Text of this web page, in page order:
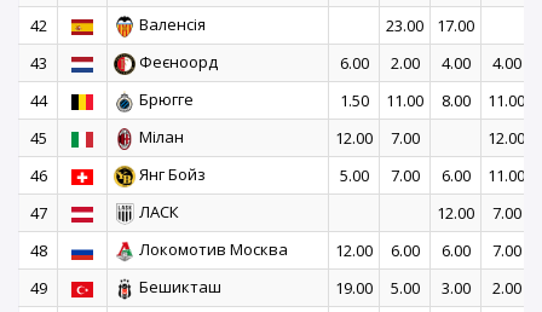
42
Валенсія 23.00
17.00
43
Феєноорд 6.00 2.00 4.00 4.00
44
Брюгге 1.50 11.00 8.00
11.00
45
Мілан 12.00 7.00
12.00
46
Янг Бойз 5.00 7.00 6.00
11.00
47
ЛАСК 12.00 7.00
48
Локомотив Москва 12.00 6.00 6.00
7.00
49
Бешикташ 19.00 5.00 3.00
2.00